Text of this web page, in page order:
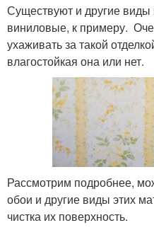
Существуют и другие
виниловые, к примеру.
ухаживать за такой
влагостойкая она или нет.
Рассмотрим подробнее,
обои и другие виды этих
чистка их поверхность.